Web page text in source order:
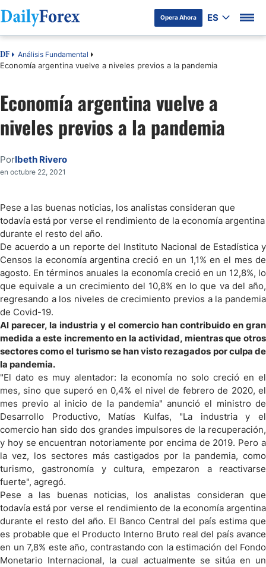
Opera Ahora ES
DF Análisis Fundamental
Economía argentina vuelve a niveles previos a la pandemia
Economía argentina vuelve a
niveles previos a la pandemia
PorIbeth Rivero
en octubre 22, 2021
Pese a las buenas noticias, los analistas consideran que
todavía está por verse el rendimiento de la economía argentina
durante el resto del año.
De acuerdo a un reporte del Instituto Nacional de Estadística y
Censos la economía argentina creció en un 1,1% en el mes de
agosto. En términos anuales la economía creció en un 12,8%, lo
que equivale a un crecimiento del 10,8% en lo que va del año,
regresando a los niveles de crecimiento previos a la pandemia
de Covid-19.
Al parecer, la industria y el comercio han contribuido en gran
medida a este incremento en la actividad, mientras que otros
sectores como el turismo se han visto rezagados por culpa de
la pandemia.
"El dato es muy alentador: la economía no solo creció en el
mes, sino que superó en 0,4% el nivel de febrero de 2020, el
mes previo al inicio de la pandemia" anunció el ministro de
Desarrollo Productivo, Matías Kulfas, "La industria y el
comercio han sido dos grandes impulsores de la recuperación,
y hoy se encuentran notoriamente por encima de 2019. Pero a
la vez, los sectores más castigados por la pandemia, como
turismo, gastronomía y cultura, empezaron a reactivarse
fuerte", agregó.
Pese a las buenas noticias, los analistas consideran que
todavía está por verse el rendimiento de la economía argentina
durante el resto del año. El Banco Central del país estima que
es probable que el Producto Interno Bruto real del país avance
en un 7,8% este año, contrastando con la estimación del Fondo
Monetario Internacional, la cual actualmente se sitúa en un